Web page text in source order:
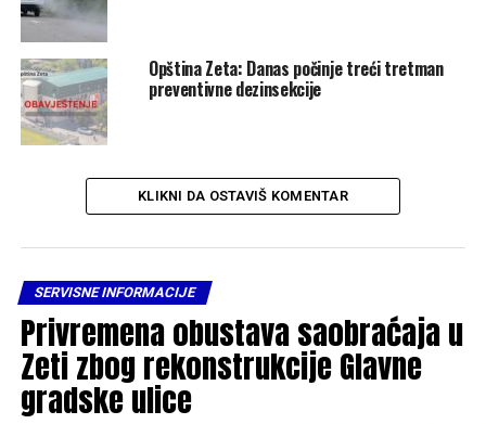
Opština Zeta: Danas počinje treći tretman
preventivne dezinsekcije
KLIKNI DA OSTAVIŠ KOMENTAR
SERVISNE INFORMACIJE
Privremena obustava saobraćaja u
Zeti zbog rekonstrukcije Glavne
gradske ulice